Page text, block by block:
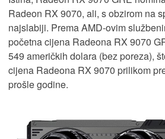
Radeon RX 9070, ali, s obzirom na
najslabiji. Prema AMD-ovim
početna cijena Radeona RX 9070
549 američkih dolara (bez poreza),
cijena Radeona RX 9070 prilikom
prošle godine.